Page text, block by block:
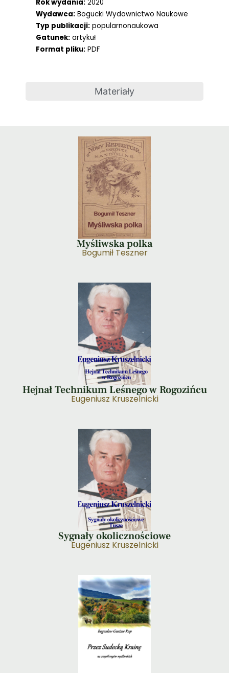
Materiały
Rok wydania: 2020
Wydawca: Bogucki Wydawnictwo Naukowe
Typ publikacji: popularnonaukowa
Gatunek: artykuł
Format pliku: PDF
Myśliwska polka
Bogumił Teszner
Hejnał Technikum Leśnego w Rogozińcu
Eugeniusz Kruszelnicki
Sygnały okolicznościowe
Eugeniusz Kruszelnicki